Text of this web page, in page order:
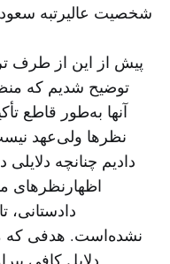
شخصیت عالیرتبه
توضیح شدیم که
آنها به‌طور قاطع
نظرها ولی‌عهد
دادیم چنانچه
اظهارنظرهای
دادستانی،
نشده‌است. هدفی که
دلایل کافی